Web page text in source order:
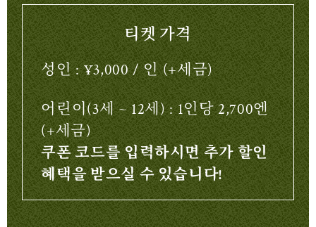
티켓 가격
성인 : ¥3,000 / 인 (+세금)
어린이(3세 ~ 12세) : 1인당 2,700엔
(+세금)
쿠폰 코드를 입력하시면 추가 할인
혜택을 받으실 수 있습니다!